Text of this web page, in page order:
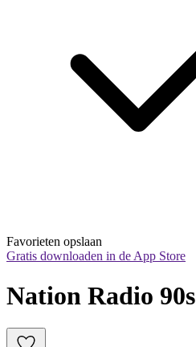
Favorieten opslaan
Gratis downloaden in de App Store
Nation Radio 90s